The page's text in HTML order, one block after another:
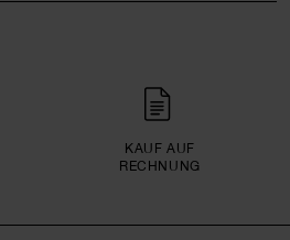
KAUF AUF
RECHNUNG